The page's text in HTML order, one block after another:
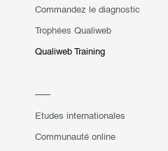
Commandez le diagnostic
Trophées Qualiweb
Qualiweb Training
Etudes internationales
Communauté online